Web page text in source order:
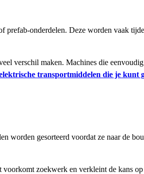
prefab-onderdelen. Deze worden vaak
verschil maken. Machines die
transportmiddelen die je kunt
worden gesorteerd voordat ze naar de
zoekwerk en verkleint de kans